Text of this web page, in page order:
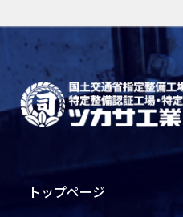
トップページ